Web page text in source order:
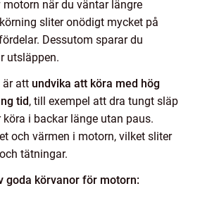
när du väntar längre
sliter onödigt mycket på
Dessutom sparar du
utsläppen.
är att undvika att köra med hög
tid, till exempel att dra tungt släp
i backar länge utan paus.
och värmen i motorn, vilket sliter
tätningar.
goda körvanor för motorn: